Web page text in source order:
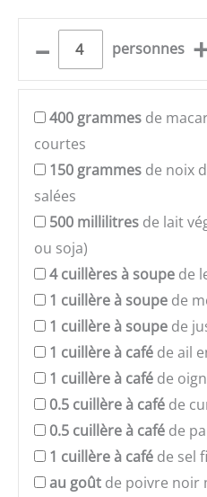
– personnes
400 grammes de
courtes
150 grammes de noix
salées
500 millilitres de lait
ou soja)
4 cuillères à soupe de
1 cuillère à soupe de
1 cuillère à soupe de
1 cuillère à café de ail
1 cuillère à café de
0.5 cuillère à café de
0.5 cuillère à café de
1 cuillère à café de sel
au goût de poivre noir